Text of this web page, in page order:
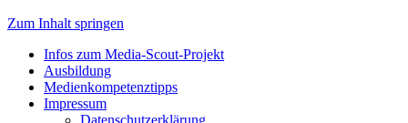
Zum Inhalt springen
Infos zum Media-Scout-Projekt
Ausbildung
Medienkompetenztipps
Impressum
Datenschutzerklärung